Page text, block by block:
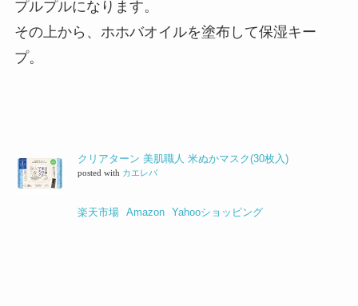
プルプルになります。
その上から、ホホバオイルを塗布して保湿キー
プ。
クリアターン 美肌職人 米ぬかマスク(30枚入)
posted with カエレバ
楽天市場 Amazon Yahooショッピング